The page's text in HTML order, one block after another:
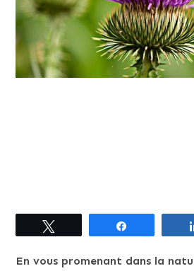
En vous promenant dans la